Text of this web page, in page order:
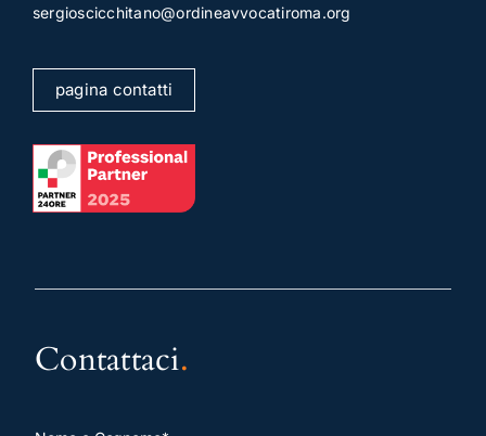
sergioscicchitano@ordineavvocatiroma.org
pagina contatti
Contattaci.